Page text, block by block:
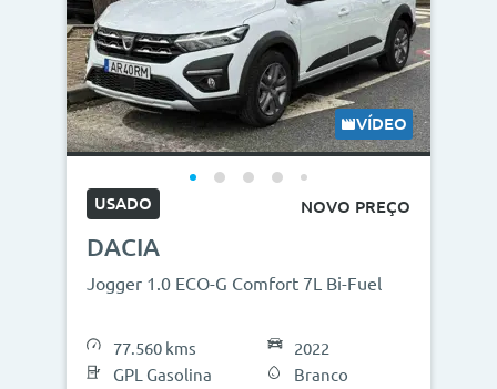
VÍDEO
USADO NOVO PREÇO
DACIA
Jogger 1.0 ECO-G Comfort 7L Bi-Fuel
77.560 kms
GPL Gasolina
2022
Branco